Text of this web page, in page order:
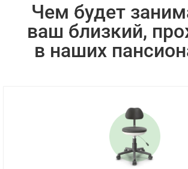
Чем будет
ваш близкий,
в наших